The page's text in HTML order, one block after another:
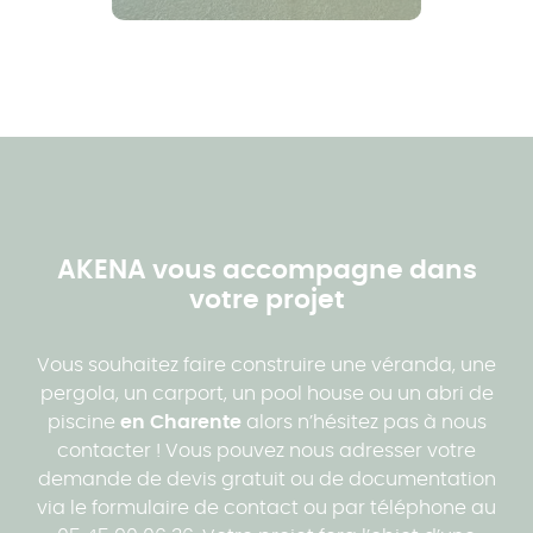
AKENA vous accompagne dans
votre projet
Vous souhaitez faire construire une véranda, une
pergola, un carport, un pool house ou un abri de
piscine en Charente alors n’hésitez pas à nous
contacter ! Vous pouvez nous adresser votre
demande de devis gratuit ou de documentation
via le formulaire de contact ou par téléphone au